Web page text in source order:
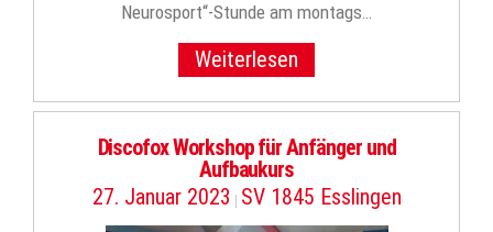
Neurosport“-Stunde am montags…
Weiterlesen
Discofox Workshop für Anfänger und
Aufbaukurs
27. Januar 2023 | SV 1845 Esslingen